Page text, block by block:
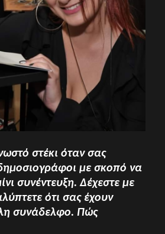
στέκι όταν σας
με σκοπό να
συνέντευξη. Δέχεστε με
ότι σας έχουν
συνάδελφο. Πώς